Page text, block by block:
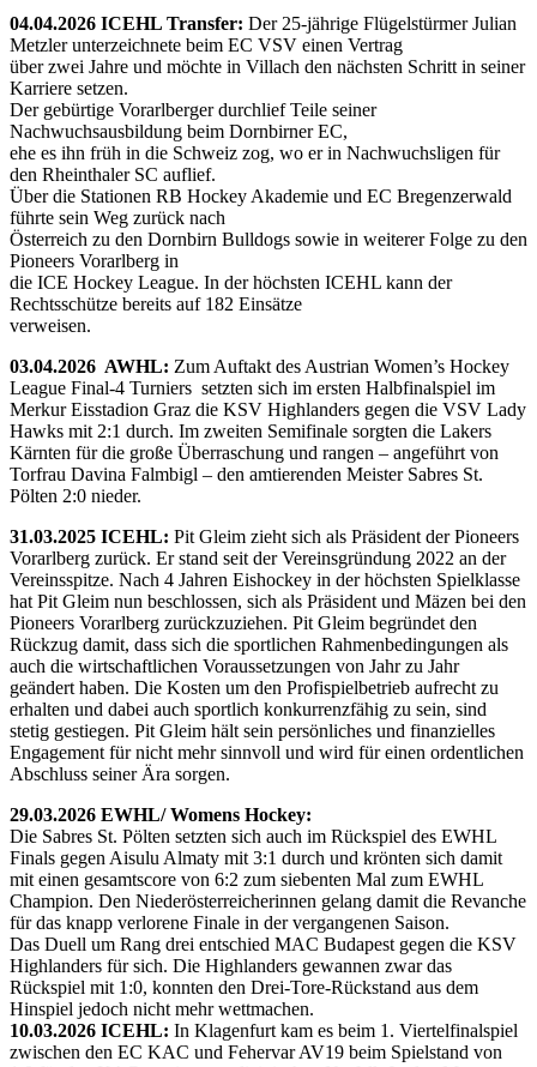
04.04.2026 ICEHL Transfer: Der 25-jährige Flügelstürmer Julian
Metzler unterzeichnete beim EC VSV einen Vertrag
über zwei Jahre und möchte in Villach den nächsten Schritt in seiner
Karriere setzen.
Der gebürtige Vorarlberger durchlief Teile seiner
Nachwuchsausbildung beim Dornbirner EC,
ehe es ihn früh in die Schweiz zog, wo er in Nachwuchsligen für
den Rheinthaler SC auflief.
Über die Stationen RB Hockey Akademie und EC Bregenzerwald
führte sein Weg zurück nach
Österreich zu den Dornbirn Bulldogs sowie in weiterer Folge zu den
Pioneers Vorarlberg in
die ICE Hockey League. In der höchsten ICEHL kann der
Rechtsschütze bereits auf 182 Einsätze
verweisen.
03.04.2026 AWHL: Zum Auftakt des Austrian Women’s Hockey
League Final-4 Turniers setzten sich im ersten Halbfinalspiel im
Merkur Eisstadion Graz die KSV Highlanders gegen die VSV Lady
Hawks mit 2:1 durch. Im zweiten Semifinale sorgten die Lakers
Kärnten für die große Überraschung und rangen – angeführt von
Torfrau Davina Falmbigl – den amtierenden Meister Sabres St.
Pölten 2:0 nieder.
31.03.2025 ICEHL: Pit Gleim zieht sich als Präsident der Pioneers
Vorarlberg zurück. Er stand seit der Vereinsgründung 2022 an der
Vereinsspitze. Nach 4 Jahren Eishockey in der höchsten Spielklasse
hat Pit Gleim nun beschlossen, sich als Präsident und Mäzen bei den
Pioneers Vorarlberg zurückzuziehen. Pit Gleim begründet den
Rückzug damit, dass sich die sportlichen Rahmenbedingungen als
auch die wirtschaftlichen Voraussetzungen von Jahr zu Jahr
geändert haben. Die Kosten um den Profispielbetrieb aufrecht zu
erhalten und dabei auch sportlich konkurrenzfähig zu sein, sind
stetig gestiegen. Pit Gleim hält sein persönliches und finanzielles
Engagement für nicht mehr sinnvoll und wird für einen ordentlichen
Abschluss seiner Ära sorgen.
29.03.2026 EWHL/ Womens Hockey:
Die Sabres St. Pölten setzten sich auch im Rückspiel des EWHL
Finals gegen Aisulu Almaty mit 3:1 durch und krönten sich damit
mit einen gesamtscore von 6:2 zum siebenten Mal zum EWHL
Champion. Den Niederösterreicherinnen gelang damit die Revanche
für das knapp verlorene Finale in der vergangenen Saison.
Das Duell um Rang drei entschied MAC Budapest gegen die KSV
Highlanders für sich. Die Highlanders gewannen zwar das
Rückspiel mit 1:0, konnten den Drei-Tore-Rückstand aus dem
Hinspiel jedoch nicht mehr wettmachen.
10.03.2026 ICEHL: In Klagenfurt kam es beim 1. Viertelfinalspiel
zwischen den EC KAC und Fehervar AV19 beim Spielstand von